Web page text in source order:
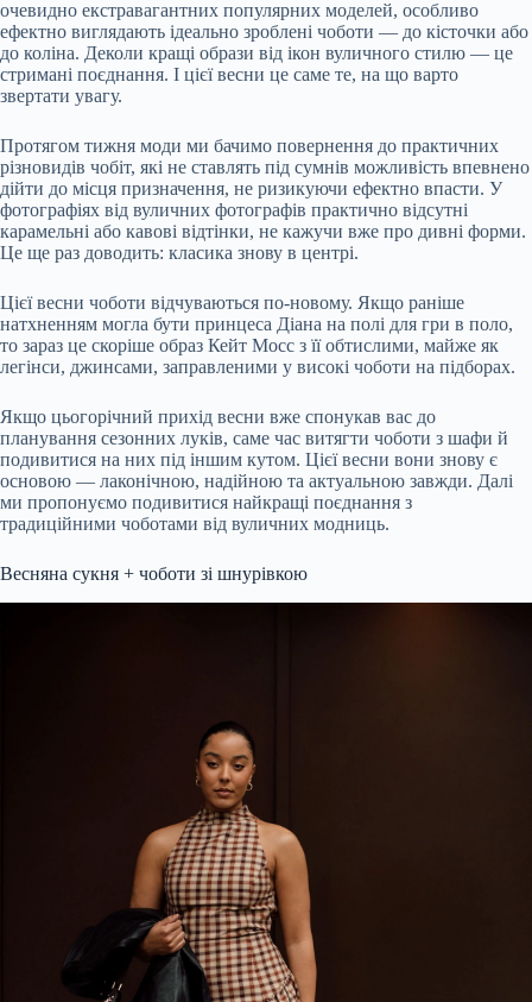
очевидно екстравагантних популярних моделей, особливо
ефектно виглядають ідеально зроблені чоботи — до кісточки або
до коліна. Деколи кращі образи від ікон вуличного стилю — це
стримані поєднання. І цієї весни це саме те, на що варто
звертати увагу.
Протягом тижня моди ми бачимо повернення до практичних
різновидів чобіт, які не ставлять під сумнів можливість впевнено
дійти до місця призначення, не ризикуючи ефектно впасти. У
фотографіях від вуличних фотографів практично відсутні
карамельні або кавові відтінки, не кажучи вже про дивні форми.
Це ще раз доводить: класика знову в центрі.
Цієї весни чоботи відчуваються по-новому. Якщо раніше
натхненням могла бути принцеса Діана на полі для гри в поло,
то зараз це скоріше образ Кейт Мосс з її обтислими, майже як
легінси, джинсами, заправленими у високі чоботи на підборах.
Якщо цьогорічний прихід весни вже спонукав вас до
планування сезонних луків, саме час витягти чоботи з шафи й
подивитися на них під іншим кутом. Цієї весни вони знову є
основою — лаконічною, надійною та актуальною завжди. Далі
ми пропонуємо подивитися найкращі поєднання з
традиційними чоботами від вуличних модниць.
Весняна сукня + чоботи зі шнурівкою